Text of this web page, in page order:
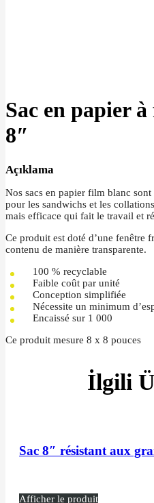
Sac en papier
8″
Açıklama
Nos sacs en papier film blanc
pour les sandwichs et les
mais efficace qui fait le travail et
Ce produit est doté d’une fenêtre
contenu de manière transparente.
100 % recyclable
Faible coût par unité
Conception simplifiée
Nécessite un minimum
Encaissé sur 1 000
Ce produit mesure 8 x 8 pouces
İlgili
Sac 8″ résistant aux
Afficher le produit